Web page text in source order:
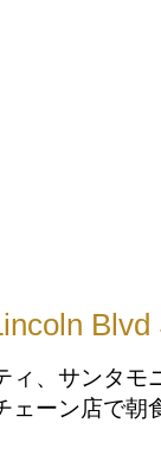
Blvd
ィ、サンタモ
ェーン店で朝